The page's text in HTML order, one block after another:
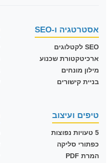
אסטרטגיה ו-SEO
SEO לקטלוגים
ארכיטקטורת שכנוע
מילון מונחים
בניית קישורים
טיפים ועיצוב
5 טעויות נפוצות
כפתורי סליקה
המרת PDF